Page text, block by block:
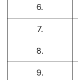
6.
7.
8.
9.